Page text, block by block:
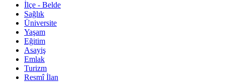
İlçe - Belde
Sağlık
Üniversite
Yaşam
Eğitim
Asayiş
Emlak
Turizm
Resmî İlan